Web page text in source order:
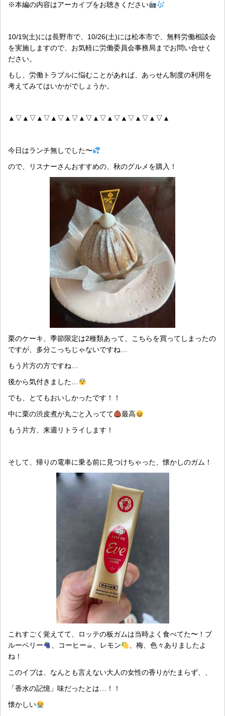
※本編の内容はアーカイブをお聴きください
10/19(土)には長野市で、10/26(土)には松本市で、無料労働相談会
を実施しますので、お気軽に労働委員会事務局までお問い合せく
ださい。
もし、労働トラブルに悩むことがあれば、あっせん制度の利用を
考えてみてはいかがでしょうか。
▲▽▲▽▲▽▲▽▲▽▲▽▲▽▲▽▲▽▲▽▲▽▲
今日はランチ無しでした〜
ので、リスナーさんおすすめの、秋のグルメを購入！
栗のケーキ、季節限定は2種類あって、こちらを買ってしまったの
ですが、多分こっちじゃないですね…
もう片方の方ですね…
後から気付きました…
でも、とてもおいしかったです！！
中に栗の渋皮煮が丸ごと入ってて
最高
もう片方、来週リトライします！
そして、帰りの電車に乗る前に見つけちゃった、懐かしのガム！
これすごく覚えてて、ロッテの板ガムは当時よく食べてた〜！ブ
ルーベリー
、コーヒー☕︎、レモン
、梅、色々ありましたよ
ね！
このイブは、なんとも言えない大人の女性の香りがたまらず、、
「香水の記憶」味だったとは…！！
懐かしい